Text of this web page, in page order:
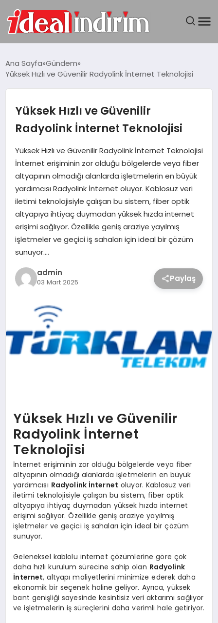
DÜNYA
SEYAHAT
TEKNOLOJI
YAŞAM
Ana Sayfa Gündem
Yüksek Hızlı ve Güvenilir Radyolink İnternet Teknolojisi
Yüksek Hızlı ve Güvenilir
Radyolink İnternet Teknolojisi
Yüksek Hızlı ve Güvenilir Radyolink İnternet Teknolojisi
İnternet erişiminin zor olduğu bölgelerde veya fiber
altyapının olmadığı alanlarda işletmelerin en büyük
yardımcısı Radyolink İnternet oluyor. Kablosuz veri
iletimi teknolojisiyle çalışan bu sistem, fiber optik
altyapıya ihtiyaç duymadan yüksek hızda internet
erişimi sağlıyor. Özellikle geniş araziye yayılmış
işletmeler ve geçici iş sahaları için ideal bir çözüm
sunuyor….
admin
03 Mart 2025 Paylaş
Yüksek Hızlı ve Güvenilir
Radyolink İnternet
Teknolojisi
İnternet erişiminin zor olduğu bölgelerde veya fiber
altyapının olmadığı alanlarda işletmelerin en büyük
yardımcısı Radyolink İnternet oluyor. Kablosuz veri
iletimi teknolojisiyle çalışan bu sistem, fiber optik
altyapıya ihtiyaç duymadan yüksek hızda internet
erişimi sağlıyor. Özellikle geniş araziye yayılmış
işletmeler ve geçici iş sahaları için ideal bir çözüm
sunuyor.
Geleneksel kablolu internet çözümlerine göre çok
daha hızlı kurulum sürecine sahip olan Radyolink
İnternet, altyapı maliyetlerini minimize ederek daha
ekonomik bir seçenek haline geliyor. Ayrıca, yüksek
bant genişliği sayesinde kesintisiz veri aktarımı sağlıyor
ve işletmelerin iş süreçlerini daha verimli hale getiriyor.